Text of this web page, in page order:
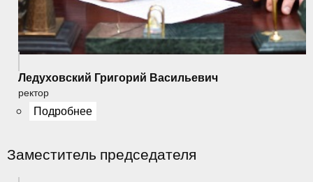
Ледуховский Григорий Васильевич
ректор
Подробнее
Заместитель председателя